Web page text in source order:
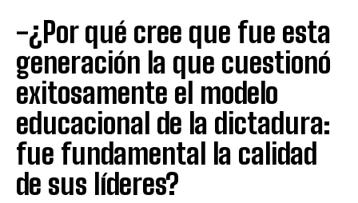
-¿Por qué cree que fue esta
generación la que cuestionó
exitosamente el modelo
educacional de la dictadura:
fue fundamental la calidad
de sus líderes?